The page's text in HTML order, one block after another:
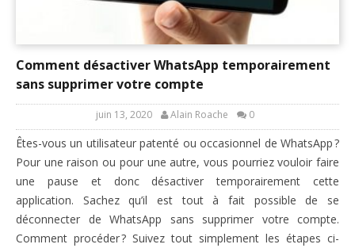
Comment désactiver WhatsApp temporairement
sans supprimer votre compte
juin 13, 2020 Alain Roache 0
Êtes-vous un utilisateur patenté ou occasionnel de WhatsApp ?
Pour une raison ou pour une autre, vous pourriez vouloir faire
une pause et donc désactiver temporairement cette
application. Sachez qu’il est tout à fait possible de se
déconnecter de WhatsApp sans supprimer votre compte.
Comment procéder ? Suivez tout simplement les étapes ci-